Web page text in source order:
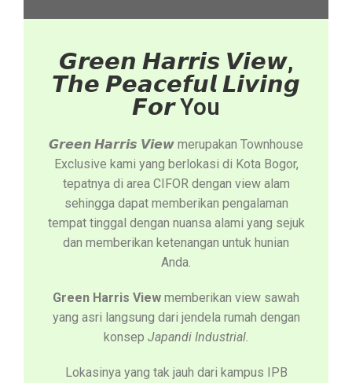
𝙂𝙧𝙚𝙚𝙣 𝙃𝙖𝙧𝙧𝙞𝙨 𝙑𝙞𝙚𝙬,
𝙏𝙝𝙚 𝙋𝙚𝙖𝙘𝙚𝙛𝙪𝙡 𝙇𝙞𝙫𝙞𝙣𝙜
𝙁𝙤𝙧 You
𝙂𝙧𝙚𝙚𝙣 𝙃𝙖𝙧𝙧𝙞𝙨 𝙑𝙞𝙚𝙬 merupakan Townhouse
Exclusive kami yang berlokasi di Kota Bogor,
tepatnya di area CIFOR dengan view alam
sehingga dapat memberikan pengalaman
tempat tinggal dengan nuansa alami yang sejuk
dan memberikan ketenangan untuk hunian
Anda.
Green Harris View memberikan view sawah
yang asri langsung dari jendela rumah dengan
konsep Japandi Industrial.
Lokasinya yang tak jauh dari kampus IPB